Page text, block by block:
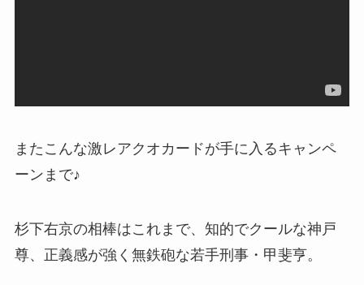
またこんな激レアクオカードが手に入るキャンペ
ーンまで♪
杉下右京の相棒はこれまで、知的でクールな神戸
尊、正義感が強く無鉄砲な若手刑事・甲斐亨。